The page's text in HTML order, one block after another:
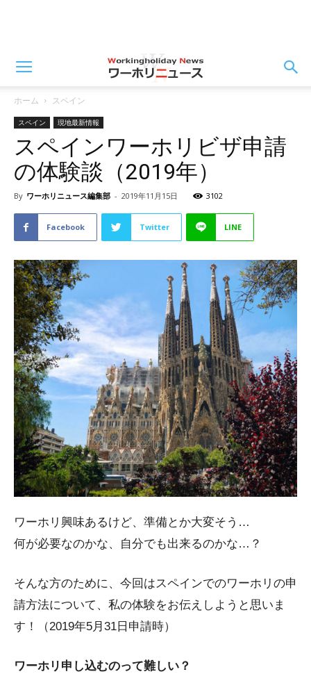
ホーム スペイン
スペイン 現地最新情報
スペインワーホリビザ申請
の体験談（2019年）
By ワーホリニュース編集部 - 2019年11月15日 3102
Facebook Twitter LINE
ワーホリ興味あるけど、準備とか大変そう…
何が必要なのかな、自分でも出来るのかな…？
そんな方のために、今回はスペインでのワーホリの申
請方法について、私の体験をお伝えしようと思いま
す！（2019年5月31日申請時）
ワーホリ申し込むのって難しい？